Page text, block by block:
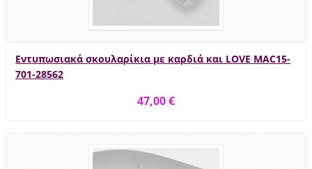
Εντυπωσιακά σκουλαρίκια με καρδιά και LOVE MAC15-
701-28562
47,00 €